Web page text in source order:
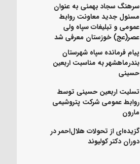
سرهنگ سجاد بهمئی به عنوان
مسئول جدید معاونت روابط
عمومی و تبلیغات سپاه ولی
عصر(عج) خوزستان معرفی شد
پیام فرمانده سپاه شهرستان
بندرماهشهر به مناسبت اربعین
حسینی
تسلیت اربعین حسینی توسط
روابط عمومی شرکت پتروشیمی
مارون
گزیده‌ای از تحولات هلال‌احمر در
دوران دکتر کولیوند